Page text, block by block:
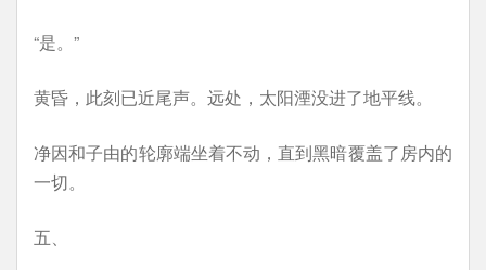
“是。”
黄昏，此刻已近尾声。远处，太阳湮没进了地平线。
净因和子由的轮廓端坐着不动，直到黑暗覆盖了房内的
一切。
五、